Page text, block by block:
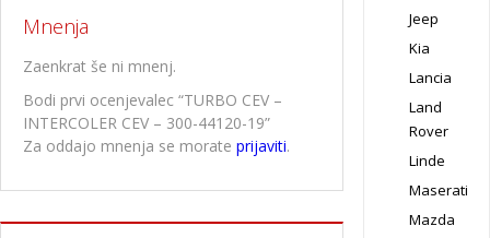
Mnenja
Zaenkrat še ni mnenj.
Bodi prvi ocenjevalec “TURBO CEV –
INTERCOLER CEV – 300-44120-19”
Za oddajo mnenja se morate prijaviti.
Jeep
Kia
Lancia
Land
Rover
Linde
Maserati
Mazda